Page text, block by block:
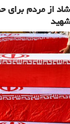
از مردم